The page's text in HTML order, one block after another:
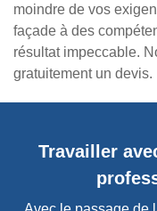
moindre de vos
façade à des
résultat impeccable.
gratuitement un devis.
Travailler